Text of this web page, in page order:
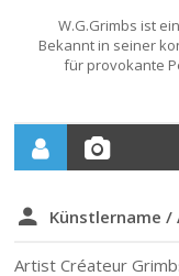
W.G.Grimbs ist
Bekannt in seiner
für provokante
Künstlername /
Artist Créateur